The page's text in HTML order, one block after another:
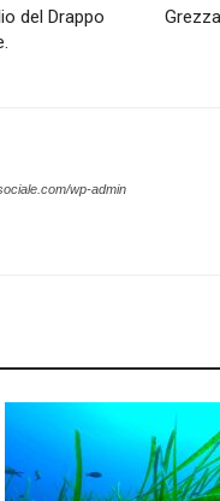
del Drappo
wp-admin